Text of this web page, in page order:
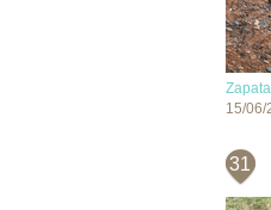
15/06/
31